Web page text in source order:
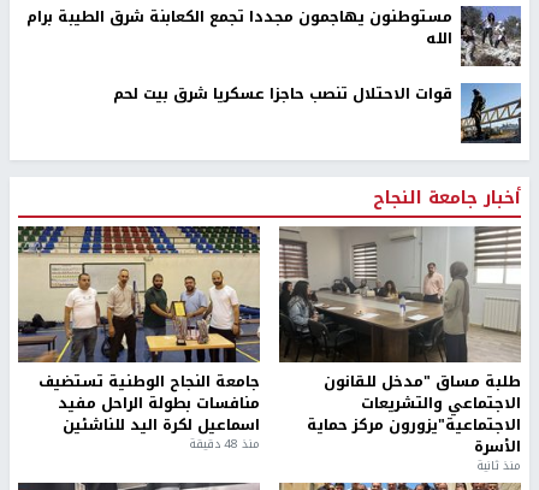
مستوطنون يهاجمون مجددا تجمع الكعابنة شرق الطيبة برام
الله
قوات الاحتلال تنصب حاجزا عسكريا شرق بيت لحم
أخبار جامعة النجاح
طلبة مساق "مدخل للقانون
الاجتماعي والتشريعات
الاجتماعية"يزورون مركز حماية
الأسرة
منذ ثانية
جامعة النجاح الوطنية تستضيف
منافسات بطولة الراحل مفيد
اسماعيل لكرة اليد للناشئين
منذ 48 دقيقة